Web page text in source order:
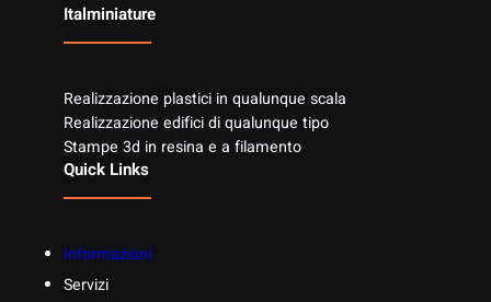
Italminiature
Realizzazione plastici in qualunque scala
Realizzazione edifici di qualunque tipo
Stampe 3d in resina e a filamento
Quick Links
Informazioni
Servizi